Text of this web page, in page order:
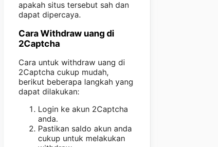
apakah situs tersebut sah dan
dapat dipercaya.
Cara Withdraw uang di
2Captcha
Cara untuk withdraw uang di
2Captcha cukup mudah,
berikut beberapa langkah yang
dapat dilakukan:
Login ke akun 2Captcha
anda.
Pastikan saldo akun anda
cukup untuk melakukan